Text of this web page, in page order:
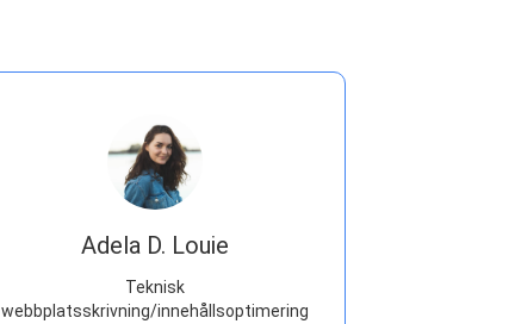
Adela D. Louie
Teknisk
webbplatsskrivning/innehållsoptimering